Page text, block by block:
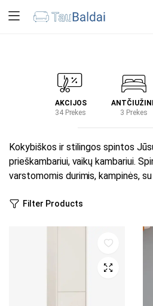
AKCIJOS
34 Prekes
3 Prekes
Kokybiškos ir stilingos spintos
prieškambariui, vaikų kambariui.
varstomomis durimis, kampinės,
Filter Products